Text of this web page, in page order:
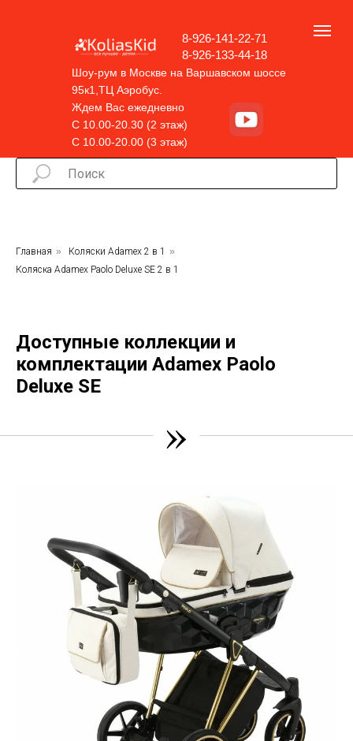
Шоу-рум в Москве на Варшавском шоссе
95к1,ТЦ Аэробус.
Ждем Вас ежедневно
С 10.00-20.30 (2 этаж)
С 10.00-20.00 (3 этаж)
8-926-141-22-71
8-926-133-44-18
Главная » Коляски Adamex 2 в 1
»
Коляска Adamex Paolo Deluxe SE 2 в 1
Доступные коллекции и
комплектации Adamex Paolo
Deluxe SE
»